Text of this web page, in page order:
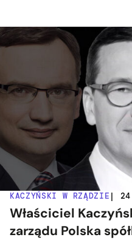
KACZYŃSKI W RZĄDZIE |
Właściciel
zarządu Polska